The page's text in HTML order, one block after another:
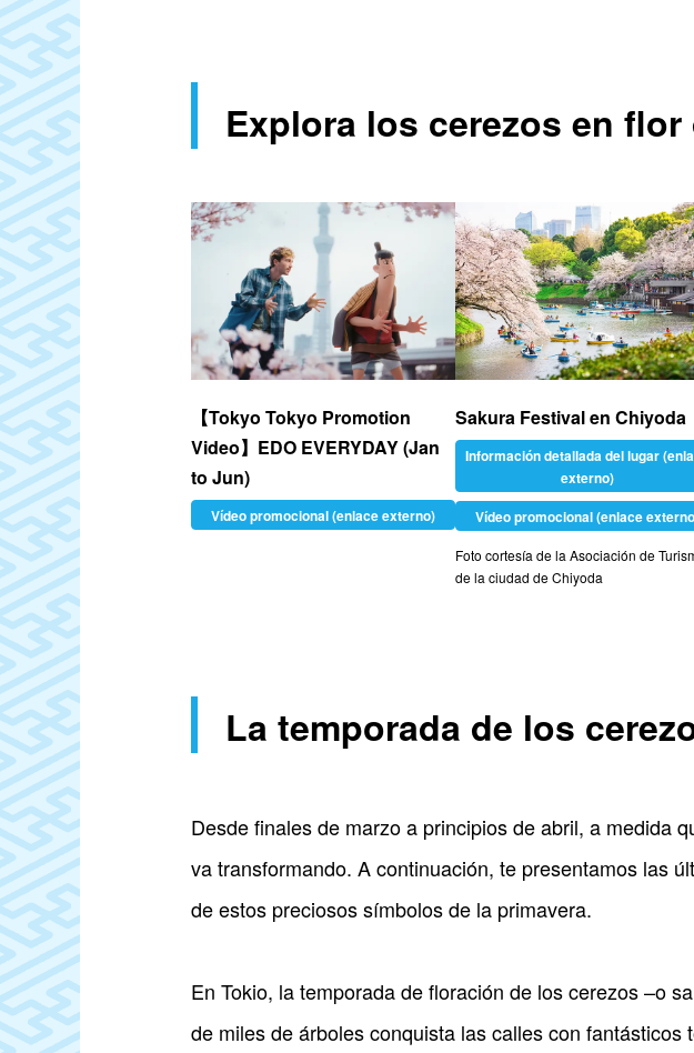
Explora los cerezos en
【Tokyo Tokyo Promotion
Video】EDO EVERYDAY (Jan
to Jun)
Vídeo promocional (enlace externo)
Sakura Festival en Chiyoda
Información detallada del lugar
externo)
Vídeo promocional (enlace
Foto cortesía de la Asociación de
de la ciudad de Chiyoda
La temporada de los
Desde finales de marzo a principios de abril, a medida
va transformando. A continuación, te presentamos las
de estos preciosos símbolos de la primavera.
En Tokio, la temporada de floración de los cerezos –o
de miles de árboles conquista las calles con